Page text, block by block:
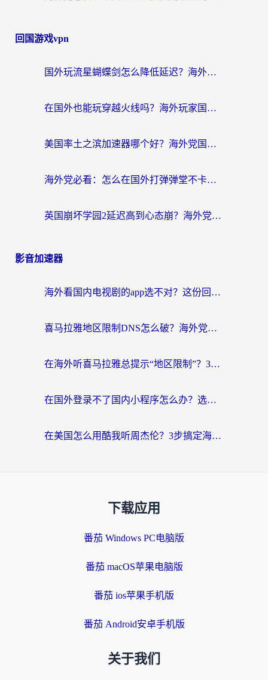
回国游戏vpn
国外玩流星蝴蝶剑怎么降低延迟？海外党必看的加速秘籍（含欧洲鸣潮&彩虹岛优化攻略）
在国外也能玩穿越火线吗？海外玩家国服游戏畅玩终极指南
美国率土之滨加速器哪个好？海外党国服游戏畅玩终极指南（附多游戏解决方案）
海外党必看：怎么在国外打弹弹堂不卡？番茄加速器亲测指南
英国崩坏学园2延迟高到心态崩？海外党国服游戏加速终极指南
影音加速器
海外看国内电视剧的app选不对？这份回国加速器避坑指南帮你流畅追剧
喜马拉雅地区限制DNS怎么破？海外党听国内音乐听书的终极解决方案
在海外听喜马拉雅总提示“地区限制”？3步轻松解除+听国内音乐全攻略
在国外登录不了国内小程序怎么办？选对回国加速器，轻松解锁国内资源
在美国怎么用酷我听周杰伦？3步搞定海外听歌难题
下载应用
番茄 Windows PC电脑版
番茄 macOS苹果电脑版
番茄 ios苹果手机版
番茄 Android安卓手机版
关于我们